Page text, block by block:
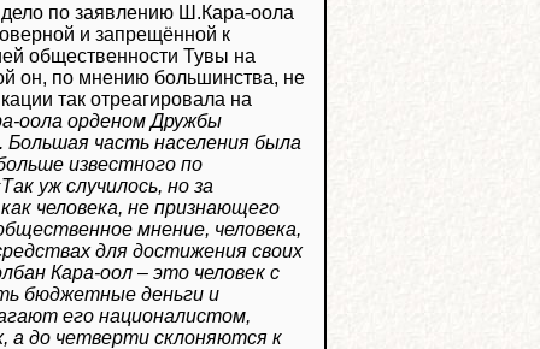
по заявлению Ш.Кара-оола
и запрещённой к
общественности Тувы на
он, по мнению большинства, не
так отреагировала на
оола орденом Дружбы
часть населения была
известного по
уж случилось, но за
человека, не признающего
мнение, человека,
для достижения своих
Кара-оол – это человек с
бюджетные деньги и
его националистом,
а до четверти склоняются к